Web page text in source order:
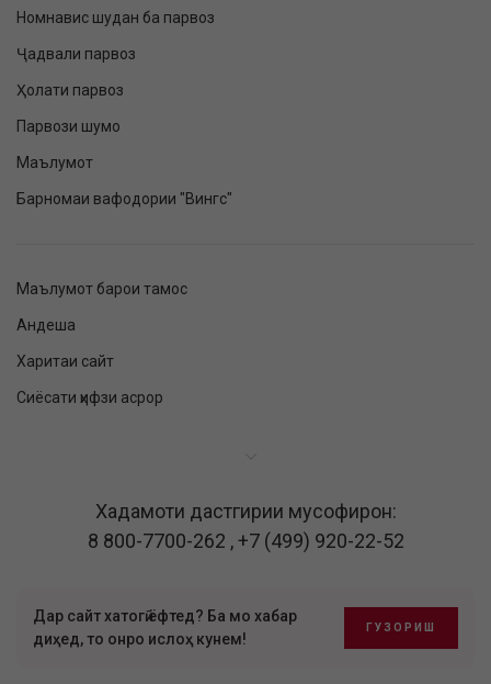
Номнавис шудан ба парвоз
Ҷадвали парвоз
Ҳолати парвоз
Парвози шумо
Маълумот
Барномаи вафодории "Вингс"
Маълумот барои тамос
Андеша
Харитаи сайт
Сиёсати ҳифзи асрор
Хадамоти дастгирии мусофирон:
8 800-7700-262 ,+7 (499) 920-22-52
Дар сайт хатогӣ ёфтед? Ба мо хабар
диҳед, то онро ислоҳ кунем!
ГУЗОРИШ